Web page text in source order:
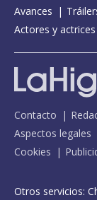
Avances
Actores y actrices
Contacto
Aspectos legales
Cookies
Otros servicios: